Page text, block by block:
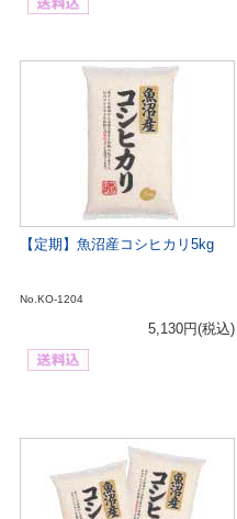
【定期】魚沼産コシヒカリ5kg
No.KO-1204
5,130円(税込)